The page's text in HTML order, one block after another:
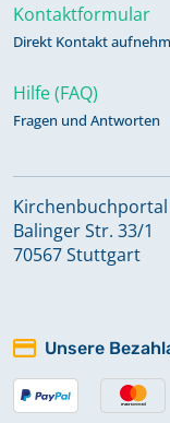
Kontaktformular
Direkt Kontakt
Hilfe (FAQ)
Fragen und Antworten
Balinger Str. 33/1
70567 Stuttgart
Unsere